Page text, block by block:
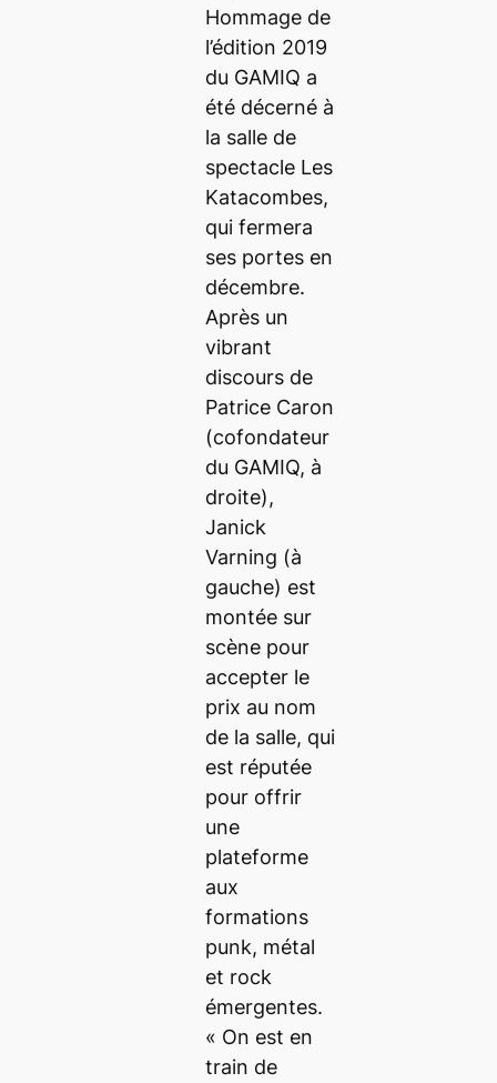
Hommage de
l’édition 2019
du GAMIQ a
été décerné à
la salle de
spectacle Les
Katacombes,
qui fermera
ses portes en
décembre.
Après un
vibrant
discours de
Patrice Caron
(cofondateur
du GAMIQ, à
droite),
Janick
Varning (à
gauche) est
montée sur
scène pour
accepter le
prix au nom
de la salle, qui
est réputée
pour offrir
une
plateforme
aux
formations
punk, métal
et rock
émergentes.
« On est en
train de